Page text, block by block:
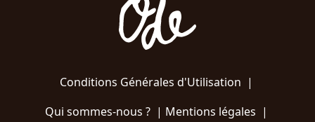
Conditions Générales d'Utilisation |
Qui sommes-nous ?| Mentions légales |